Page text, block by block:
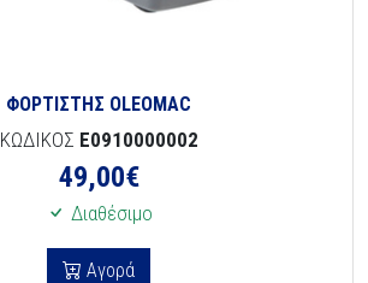
ΦΟΡΤΙΣΤΗΣ OLEOMAC
ΚΩΔΙΚΟΣ E0910000002
49,00€
Διαθέσιμο
Αγορά